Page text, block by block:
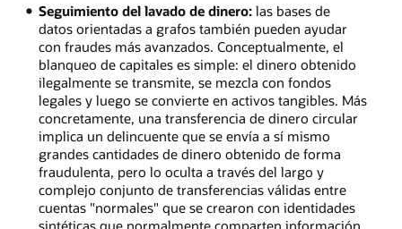
Seguimiento del lavado de dinero:las bases de
datos orientadas a grafos también pueden ayudar
con fraudes más avanzados. Conceptualmente, el
blanqueo de capitales es simple: el dinero obtenido
ilegalmente se transmite, se mezcla con fondos
legales y luego se convierte en activos tangibles. Más
concretamente, una transferencia de dinero circular
implica un delincuente que se envía a sí mismo
grandes cantidades de dinero obtenido de forma
fraudulenta, pero lo oculta a través del largo y
complejo conjunto de transferencias válidas entre
cuentas "normales" que se crearon con identidades
sintéticas que normalmente comparten información